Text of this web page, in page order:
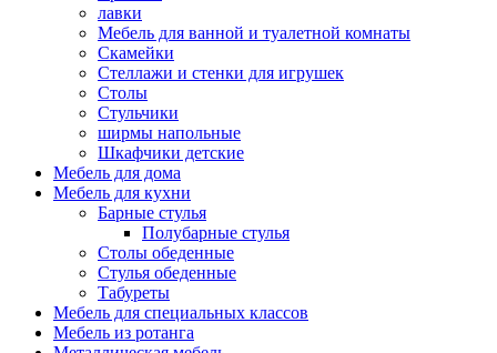
лавки
Мебель для ванной и туалетной комнаты
Скамейки
Стеллажи и стенки для игрушек
Столы
Стульчики
ширмы напольные
Шкафчики детские
Мебель для дома
Мебель для кухни
Барные стулья
Полубарные стулья
Столы обеденные
Стулья обеденные
Табуреты
Мебель для специальных классов
Мебель из ротанга